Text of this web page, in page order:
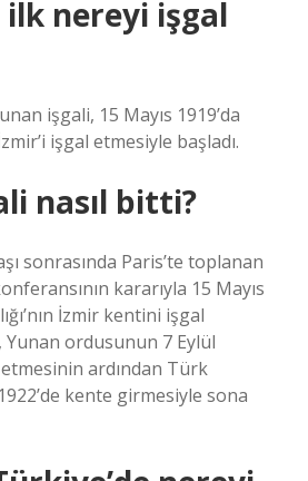
ilk nereyi işgal
işgali, 15 Mayıs 1919’da
işgal etmesiyle başladı.
nasıl bitti?
sonrasında Paris’te toplanan
kararıyla 15 Mayıs
İzmir kentini işgal
Yunan ordusunun 7 Eylül
etmesinin ardından Türk
kente girmesiyle sona